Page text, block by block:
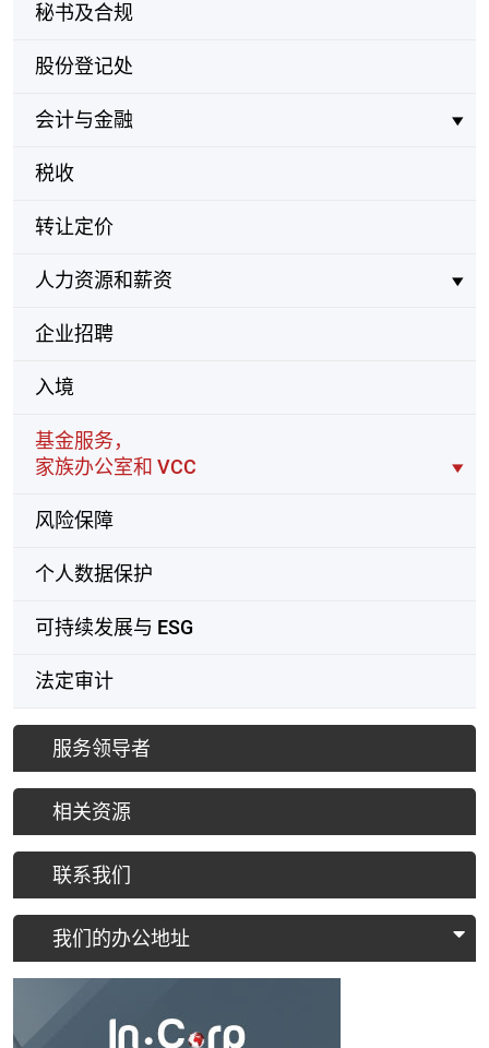
秘书及合规
股份登记处
会计与金融
税收
转让定价
人力资源和薪资
企业招聘
入境
基金服务，
家族办公室和 VCC
风险保障
个人数据保护
可持续发展与 ESG
法定审计
服务领导者
相关资源
联系我们
我们的办公地址